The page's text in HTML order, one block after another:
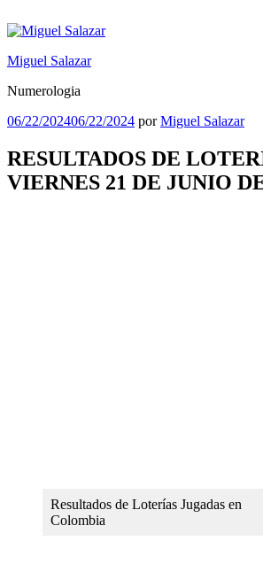
al
Miguel Salazar
Numerologia
Publicado
06/22/202406/22/2024 porMiguel Salazar
RESULTADOS DE
VIERNES 21 DE JUNIO
Resultados de Loterías Jugadas en
Colombia